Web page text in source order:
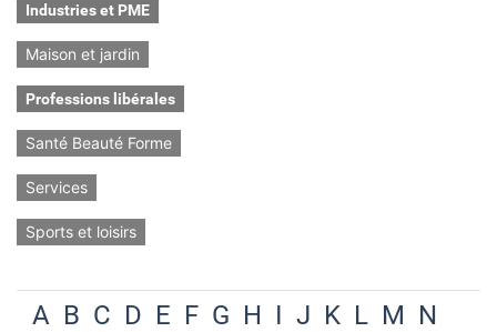
Industries et PME
Maison et jardin
Professions libérales
Santé Beauté Forme
Services
Sports et loisirs
A B C D E F G H I J K L M N